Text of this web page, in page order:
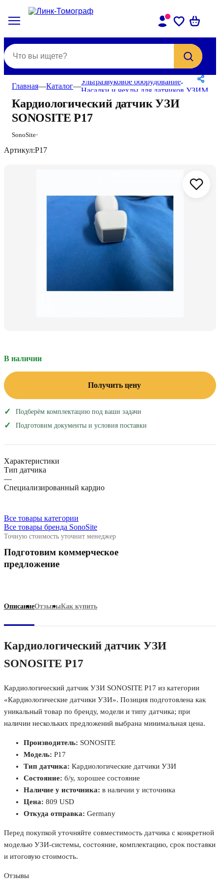
Кардиологический датчик УЗИ
SONOSITE P17
SonoSite•
Главная—Каталог—
Ультразвуковое оборудование
Насадки и чехлы для датчиков УЗИ
Артикул:P17
Точную стоимость уточнит менеджер
Подготовим коммерческое
предложение
В наличии
Получить цену
Подберём комплектацию под ваши задачи
Подготовим документы и условия поставки
Характеристики
Тип датчика
—
Специализированный кардио
Все товары категории
Все товары бренда SonoSite
ОписаниеОтзывыКак купить
Кардиологический датчик УЗИ
SONOSITE P17
Кардиологический датчик УЗИ SONOSITE P17 из категории
«Кардиологические датчики УЗИ». Позиция подготовлена как
уникальный товар по бренду, модели и типу датчика; при
наличии нескольких предложений выбрана минимальная цена.
Производитель: SONOSITE
Модель: P17
Тип датчика: Кардиологические датчики УЗИ
Состояние: б/у, хорошее состояние
Наличие у источника: в наличии у источника
Цена: 809 USD
Откуда отправка: Germany
Перед покупкой уточняйте совместимость датчика с конкретной
моделью УЗИ-системы, состояние, комплектацию, срок поставки
и итоговую стоимость.
Отзывы